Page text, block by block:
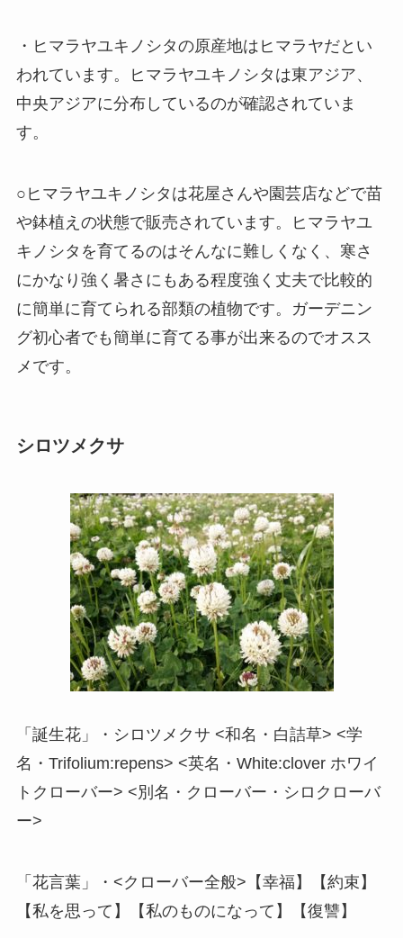
・ヒマラヤユキノシタの原産地はヒマラヤだとい
われています。ヒマラヤユキノシタは東アジア、
中央アジアに分布しているのが確認されていま
す。
○ヒマラヤユキノシタは花屋さんや園芸店などで苗
や鉢植えの状態で販売されています。ヒマラヤユ
キノシタを育てるのはそんなに難しくなく、寒さ
にかなり強く暑さにもある程度強く丈夫で比較的
に簡単に育てられる部類の植物です。ガーデニン
グ初心者でも簡単に育てる事が出来るのでオスス
メです。
シロツメクサ
「誕生花」・シロツメクサ <和名・白詰草> <学
名・Trifolium:repens> <英名・White:clover ホワイ
トクローバー> <別名・クローバー・シロクローバ
ー>
「花言葉」・<クローバー全般>【幸福】【約束】
【私を思って】【私のものになって】【復讐】